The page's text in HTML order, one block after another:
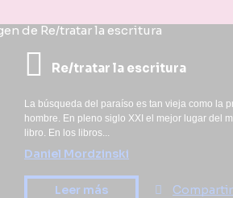
Re/tratar la escritura
La búsqueda del paraíso es tan vieja como la
hombre. En pleno siglo XXI el mejor lugar del
libro. En los libros...
Daniel Mordzinski
Leer más Compartir